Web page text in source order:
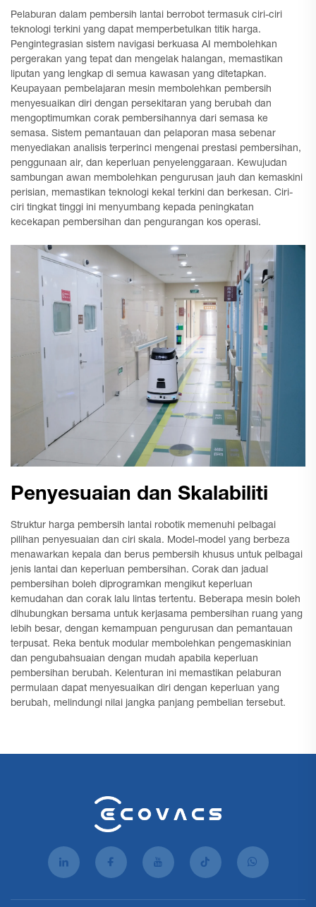
Pelaburan dalam pembersih lantai berrobot termasuk ciri-ciri
teknologi terkini yang dapat memperbetulkan titik harga.
Pengintegrasian sistem navigasi berkuasa AI membolehkan
pergerakan yang tepat dan mengelak halangan, memastikan
liputan yang lengkap di semua kawasan yang ditetapkan.
Keupayaan pembelajaran mesin membolehkan pembersih
menyesuaikan diri dengan persekitaran yang berubah dan
mengoptimumkan corak pembersihannya dari semasa ke
semasa. Sistem pemantauan dan pelaporan masa sebenar
menyediakan analisis terperinci mengenai prestasi pembersihan,
penggunaan air, dan keperluan penyelenggaraan. Kewujudan
sambungan awan membolehkan pengurusan jauh dan kemaskini
perisian, memastikan teknologi kekal terkini dan berkesan. Ciri-
ciri tingkat tinggi ini menyumbang kepada peningkatan
kecekapan pembersihan dan pengurangan kos operasi.
Penyesuaian dan Skalabiliti
Struktur harga pembersih lantai robotik memenuhi pelbagai
pilihan penyesuaian dan ciri skala. Model-model yang berbeza
menawarkan kepala dan berus pembersih khusus untuk pelbagai
jenis lantai dan keperluan pembersihan. Corak dan jadual
pembersihan boleh diprogramkan mengikut keperluan
kemudahan dan corak lalu lintas tertentu. Beberapa mesin boleh
dihubungkan bersama untuk kerjasama pembersihan ruang yang
lebih besar, dengan kemampuan pengurusan dan pemantauan
terpusat. Reka bentuk modular membolehkan pengemaskinian
dan pengubahsuaian dengan mudah apabila keperluan
pembersihan berubah. Kelenturan ini memastikan pelaburan
permulaan dapat menyesuaikan diri dengan keperluan yang
berubah, melindungi nilai jangka panjang pembelian tersebut.